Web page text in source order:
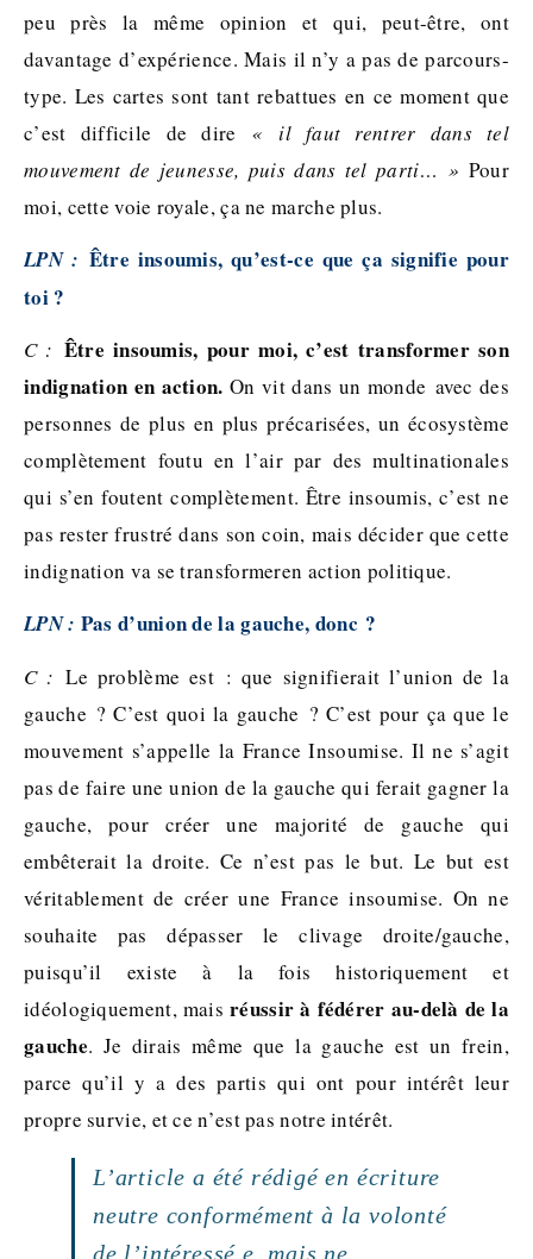
peu près la même opinion et qui, peut-être, ont
davantage d’expérience. Mais il n’y a pas de parcours-
type. Les cartes sont tant rebattues en ce moment que
c’est difficile de dire « il faut rentrer dans tel
mouvement de jeunesse, puis dans tel parti… » Pour
moi, cette voie royale, ça ne marche plus.
LPN : Être insoumis, qu’est-ce que ça signifie pour
toi ?
C : Être insoumis, pour moi, c’est transformer son
indignation en action. On vit dans un monde avec des
personnes de plus en plus précarisées, un écosystème
complètement foutu en l’air par des multinationales
qui s’en foutent complètement. Être insoumis, c’est ne
pas rester frustré dans son coin, mais décider que cette
indignation va se transformeren action politique.
LPN : Pas d’union de la gauche, donc ?
C : Le problème est : que signifierait l’union de la
gauche ? C’est quoi la gauche ? C’est pour ça que le
mouvement s’appelle la France Insoumise. Il ne s’agit
pas de faire une union de la gauche qui ferait gagner la
gauche, pour créer une majorité de gauche qui
embêterait la droite. Ce n’est pas le but. Le but est
véritablement de créer une France insoumise. On ne
souhaite pas dépasser le clivage droite/gauche,
puisqu’il existe à la fois historiquement et
idéologiquement, maisréussir à fédérer au-delà de la
gauche. Je dirais même que la gauche est un frein,
parce qu’il y a des partis qui ont pour intérêt leur
propre survie, et ce n’est pas notre intérêt.
L’article a été rédigé en écriture
neutre conformément à la volonté
de l’intéressé.e, mais ne